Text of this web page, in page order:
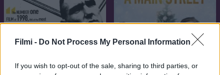
Filmi - Do Not Process My Personal Information
If you wish to opt-out of the sale, sharing to third parties, or